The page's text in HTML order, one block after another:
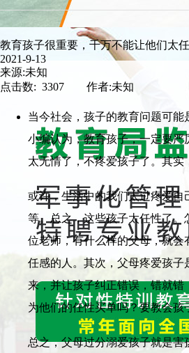
教育孩子很重要，千万不能让他们太
2021-9-13
来源:未知
点击数: 3307 作者:未知
当今社会，孩子的教育问题可
小编认为，教育孩子，一定要
太无情了，不疼爱孩子了。其
或许，生活中的我们太过疼爱
等。总之，这些孩子太任性了
位老师，有什么样的父母，就
任感的人。其次，父母疼爱孩
来，并让孩子纠正错误，错就
为他们的任性买单吗？要教会
总之，父母过分溺爱孩子就是